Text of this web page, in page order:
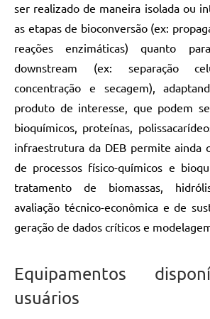
ser realizado de maneira isolada ou
as etapas de bioconversão (ex:
reações enzimáticas) quanto
downstream (ex: separação
concentração e secagem),
produto de interesse, que podem
bioquímicos, proteínas,
infraestrutura da DEB permite ainda
de processos físico-químicos e
tratamento de biomassas,
avaliação técnico-econômica e de
geração de dados críticos e
Equipamentos
usuários